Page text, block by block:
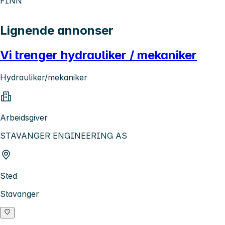
Lignende annonser
Vi trenger hydrauliker / mekaniker
Hydrauliker/mekaniker
Arbeidsgiver
STAVANGER ENGINEERING AS
Sted
Stavanger